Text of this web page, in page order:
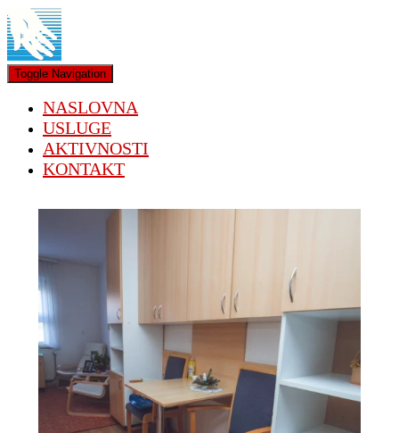
Toggle Navigation
NASLOVNA
USLUGE
AKTIVNOSTI
KONTAKT